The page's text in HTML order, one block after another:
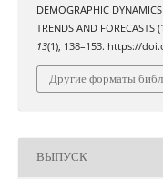
DEMOGRAPHIC
TRENDS AND FORECASTS
13(1), 138–153. https://
Другие форматы
ВЫПУСК